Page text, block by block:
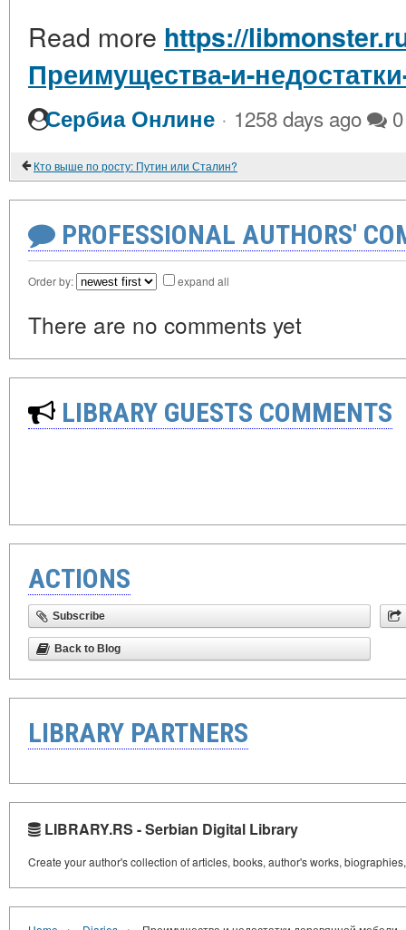
Read more https://
Преимущества-и-
Сербиа Онлине · 1258 days ago 0
Кто выше по росту: Путин или Сталин?
PROFESSIONAL AUTHORS'
Order by: expand all
There are no comments yet
LIBRARY GUESTS COMMENTS
ACTIONS
Subscribe
Back to Blog
LIBRARY PARTNERS
LIBRARY.RS - Serbian Digital Library
Create your author's collection of articles, books, author's works,